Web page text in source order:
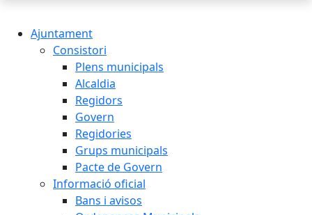
Ajuntament
Consistori
Plens municipals
Alcaldia
Regidors
Govern
Regidories
Grups municipals
Pacte de Govern
Informació oficial
Bans i avisos